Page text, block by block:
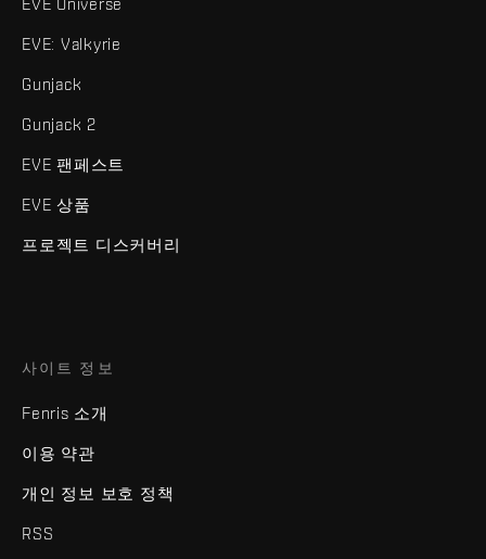
EVE: Valkyrie
Gunjack
Gunjack 2
EVE 팬페스트
EVE 상품
프로젝트 디스커버리
사이트 정보
Fenris 소개
이용 약관
개인 정보 보호 정책
RSS